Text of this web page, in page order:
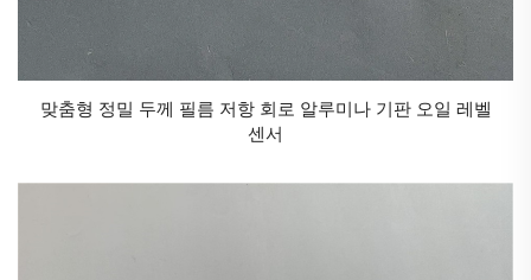
- **제조 효율성**: 스크린 인쇄 공정을 통해 높은 일관성
을 유지하면서 대량 생산이 가능합니다.
항값을 손쉽게 조정할 수 있습니다.
맞춤형 정밀 두께 필름 저항 회로 알루미나 기판 오일 레벨
센서